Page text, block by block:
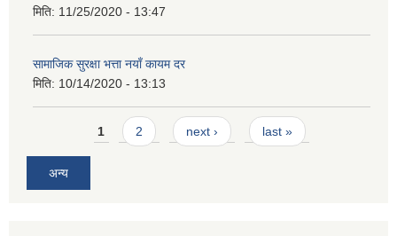
मिति: 11/25/2020 - 13:47
सामाजिक सुरक्षा भत्ता नयाँ कायम दर
मिति: 10/14/2020 - 13:13
Pages1 2 next › last »
अन्य